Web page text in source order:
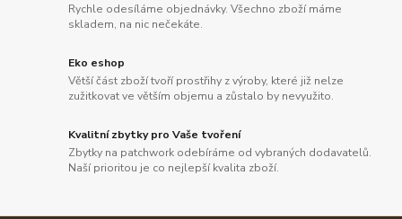
Rychle odesíláme objednávky. Všechno zboží máme
skladem, na nic nečekáte.
Eko eshop
Větší část zboží tvoří prostřihy z výroby, které již nelze
zužitkovat ve větším objemu a zůstalo by nevyužito.
Kvalitní zbytky pro Vaše tvoření
Zbytky na patchwork odebíráme od vybraných dodavatelů.
Naší prioritou je co nejlepší kvalita zboží.